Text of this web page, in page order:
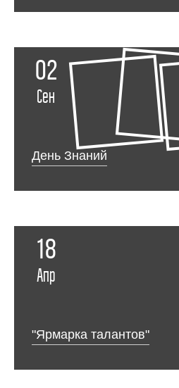
02
Сен
День Знаний
18
Апр
"Ярмарка талантов"